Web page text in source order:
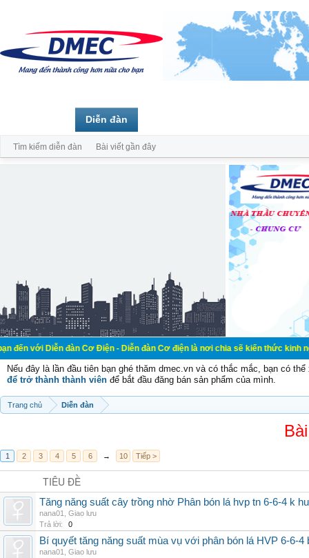
đàn Cơ Điện - Diễn đàn Cơ điện là nơi chia sẽ kiến thức kinh nghiệm
Nếu đây là lần đầu tiên bạn ghé thăm dmec.vn và có thắc mắc, bạn có
để trở thành thành viên để bắt đầu đăng bán sản phẩm của mình.
Trang chủ Diễn đàn
1 2 3 4 5 6 → 10 Tiếp >
TIÊU ĐỀ
Tăng năng suất cây trồng nhờ Phân bón lá hvp tn 6-6-4 k
nana01
Giao lưu
Trả lời:
0
Bí quyết tăng năng suất mùa vụ với phân bón lá HVP 6-6-4
nana01
Giao lưu
Diễn đàn
Tìm kiếm diễn đàn Bài viết gần đây